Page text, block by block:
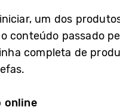
um dos
conteúdo passado
completa de
online